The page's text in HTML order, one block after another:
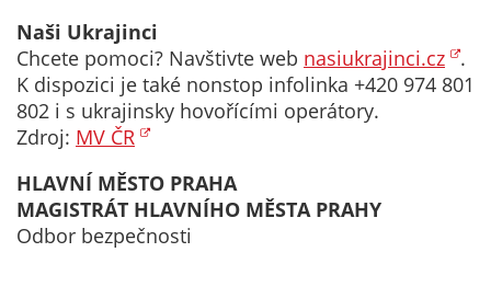
Naši Ukrajinci
Chcete pomoci? Navštivte web nasiukrajinci.cz .
K dispozici je také nonstop infolinka +420 974 801
802 i s ukrajinsky hovořícími operátory.
Zdroj: MV ČR
HLAVNÍ MĚSTO PRAHA
MAGISTRÁT HLAVNÍHO MĚSTA PRAHY
Odbor bezpečnosti
cookies
zpracováváme
souhrnně, bez
na konkrétní